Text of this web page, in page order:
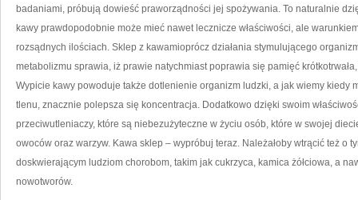
badaniami, próbują dowieść praworządności jej spożywania. To naturalnie
kawy prawdopodobnie może mieć nawet lecznicze właściwości, ale
rozsądnych ilościach. Sklep z kawamioprócz działania stymulującego
metabolizmu sprawia, iż prawie natychmiast poprawia się pamięć
Wypicie kawy powoduje także dotlenienie organizm ludzki, a jak wiemy kiedy
tlenu, znacznie polepsza się koncentracja. Dodatkowo dzięki swoim
przeciwutleniaczy, które są niebezużyteczne w życiu osób, które w swojej
owoców oraz warzyw. Kawa sklep – wypróbuj teraz. Należałoby wtrącić też o
doskwierającym ludziom chorobom, takim jak cukrzyca, kamica żółciowa, a
nowotworów.